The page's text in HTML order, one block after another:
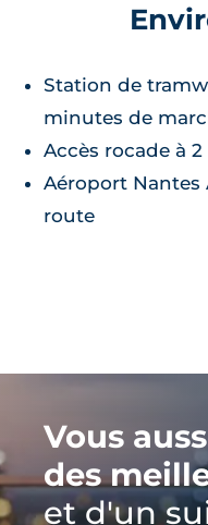
Station de
minutes de
Accès rocade à
Aéroport Nantes
route
Vous
des
et d'un